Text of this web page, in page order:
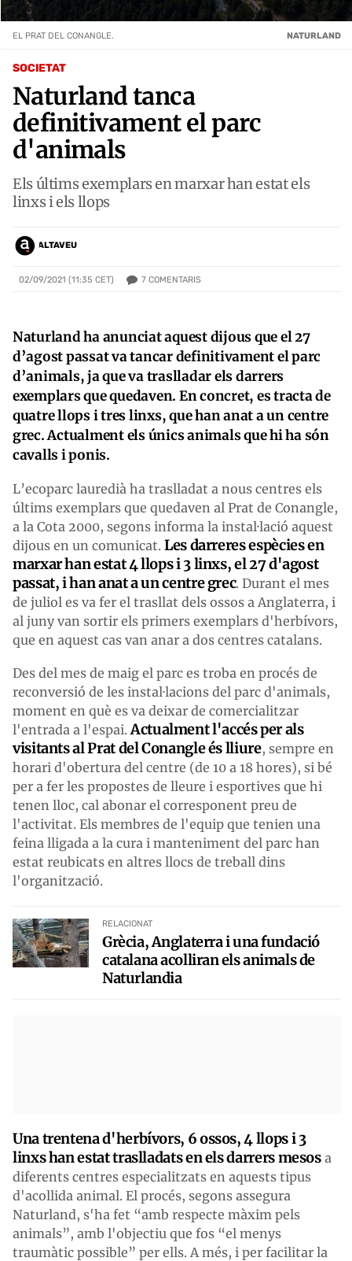
SOCIETAT
Naturland tanca
definitivament el parc
d'animals
Els últims exemplars en marxar han estat els
linxs i els llops
ALTAVEU
02/09/2021 (11:35 CET) 7 COMENTARIS
EL PRAT DEL CONANGLE. NATURLAND
Naturland ha anunciat aquest dijous que el 27
d’agost passat va tancar definitivament el parc
d’animals, ja que va traslladar els darrers
exemplars que quedaven. En concret, es tracta de
quatre llops i tres linxs, que han anat a un centre
grec. Actualment els únics animals que hi ha són
cavalls i ponis.
L’ecoparc lauredià ha traslladat a nous centres els
últims exemplars que quedaven al Prat de Conangle,
a la Cota 2000, segons informa la instal·lació aquest
dijous en un comunicat. Les darreres espècies en
marxar han estat 4 llops i 3 linxs, el 27 d'agost
passat, i han anat a un centre grec. Durant el mes
de juliol es va fer el trasllat dels ossos a Anglaterra, i
al juny van sortir els primers exemplars d'herbívors,
que en aquest cas van anar a dos centres catalans.
Des del mes de maig el parc es troba en procés de
reconversió de les instal·lacions del parc d'animals,
moment en què es va deixar de comercialitzar
l'entrada a l'espai. Actualment l'accés per als
visitants al Prat del Conangle és lliure, sempre en
horari d'obertura del centre (de 10 a 18 hores), si bé
per a fer les propostes de lleure i esportives que hi
tenen lloc, cal abonar el corresponent preu de
l'activitat. Els membres de l'equip que tenien una
feina lligada a la cura i manteniment del parc han
estat reubicats en altres llocs de treball dins
l'organització.
RELACIONAT
Grècia, Anglaterra i una fundació
catalana acolliran els animals de
Naturlandia
Una trentena d'herbívors, 6 ossos, 4 llops i 3
linxs han estat traslladats en els darrers mesosa
diferents centres especialitzats en aquests tipus
d'acollida animal. El procés, segons assegura
Naturland, s'ha fet “amb respecte màxim pels
animals”, amb l'objectiu que fos “el menys
traumàtic possible” per ells. A més, i per facilitar la